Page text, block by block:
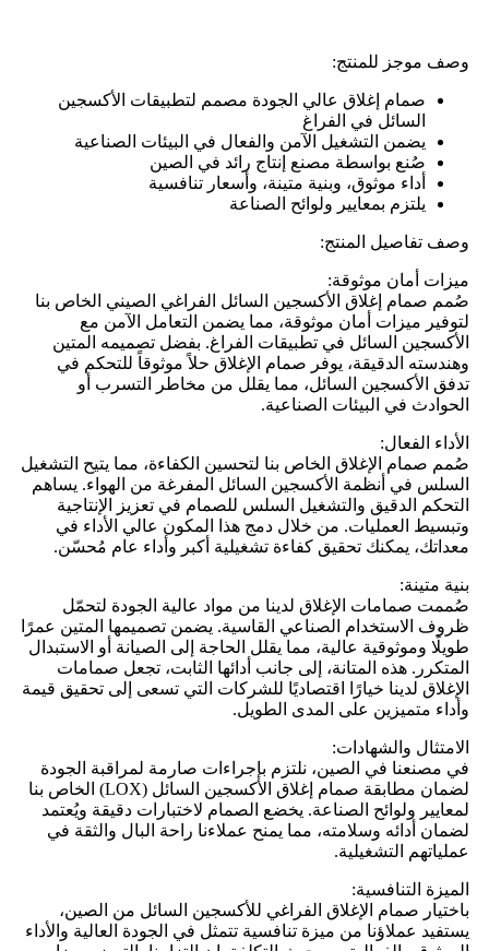
وصف موجز للمنتج:
صمام إغلاق عالي الجودة مصمم لتطبيقات الأكسجين
السائل في الفراغ
يضمن التشغيل الآمن والفعال في البيئات الصناعية
صُنع بواسطة مصنع إنتاج رائد في الصين
أداء موثوق، وبنية متينة، وأسعار تنافسية
يلتزم بمعايير ولوائح الصناعة
وصف تفاصيل المنتج:
ميزات أمان موثوقة:
صُمم صمام إغلاق الأكسجين السائل الفراغي الصيني الخاص بنا
لتوفير ميزات أمان موثوقة، مما يضمن التعامل الآمن مع
الأكسجين السائل في تطبيقات الفراغ. بفضل تصميمه المتين
وهندسته الدقيقة، يوفر صمام الإغلاق حلاً موثوقاً للتحكم في
تدفق الأكسجين السائل، مما يقلل من مخاطر التسرب أو
الحوادث في البيئات الصناعية.
الأداء الفعال:
صُمم صمام الإغلاق الخاص بنا لتحسين الكفاءة، مما يتيح التشغيل
السلس في أنظمة الأكسجين السائل المفرغة من الهواء. يساهم
التحكم الدقيق والتشغيل السلس للصمام في تعزيز الإنتاجية
وتبسيط العمليات. من خلال دمج هذا المكون عالي الأداء في
معداتك، يمكنك تحقيق كفاءة تشغيلية أكبر وأداء عام مُحسّن.
بنية متينة:
صُممت صمامات الإغلاق لدينا من مواد عالية الجودة لتحمّل
ظروف الاستخدام الصناعي القاسية. يضمن تصميمها المتين عمرًا
طويلًا وموثوقية عالية، مما يقلل الحاجة إلى الصيانة أو الاستبدال
المتكرر. هذه المتانة، إلى جانب أدائها الثابت، تجعل صمامات
الإغلاق لدينا خيارًا اقتصاديًا للشركات التي تسعى إلى تحقيق قيمة
وأداء متميزين على المدى الطويل.
الامتثال والشهادات:
في مصنعنا في الصين، نلتزم بإجراءات صارمة لمراقبة الجودة
لضمان مطابقة صمام إغلاق الأكسجين السائل (LOX) الخاص بنا
لمعايير ولوائح الصناعة. يخضع الصمام لاختبارات دقيقة ويُعتمد
لضمان أدائه وسلامته، مما يمنح عملاءنا راحة البال والثقة في
عملياتهم التشغيلية.
الميزة التنافسية:
باختيار صمام الإغلاق الفراغي للأكسجين السائل من الصين،
يستفيد عملاؤنا من ميزة تنافسية تتمثل في الجودة العالية والأداء